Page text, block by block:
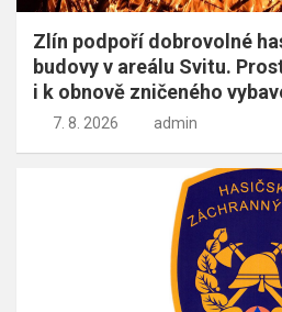
Zlín podpoří dobrovolné
budovy v areálu Svitu.
i k obnově zničeného
7. 8. 2026 admin